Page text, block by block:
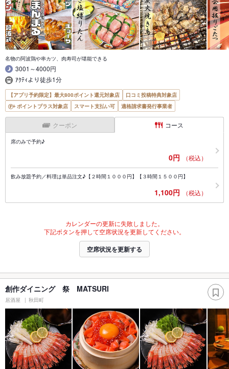
名物の阿波鶏や串カツ、肉寿司が堪能できる
3001～4000円
ｱｸﾃｨより徒歩1分
【アプリ予約限定】最大800ポイント還元対象店
口コミ投稿特典対象店
ポイントプラス対象店
スマート支払い可 適格請求書発行事業者
クーポン コース
席のみで予約♪
0円 （税込）
飲み放題予約／料理は単品注文♪【２時間１０００円】【３時間１５００円】
1,100円 （税込）
カレンダーの更新に失敗しました。
下記ボタンを押して空席状況を更新してください。
空席状況を更新する
創作ダイニング 祭 MATSURI
居酒屋 秋田町